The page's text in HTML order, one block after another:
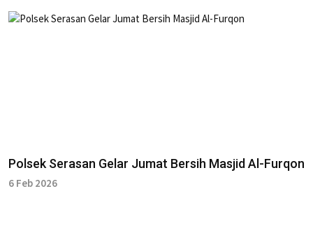
Polsek Serasan Gelar Jumat Bersih Masjid Al-Furqon
6 Feb 2026